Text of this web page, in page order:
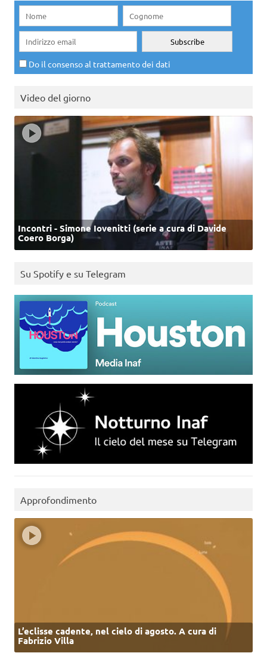
Do il consenso al trattamento dei dati
Video del giorno
Incontri - Simone Iovenitti (serie a cura di Davide
Coero Borga)
Su Spotify e su Telegram
Approfondimento
L’eclisse cadente, nel cielo di agosto. A cura di
Fabrizio Villa